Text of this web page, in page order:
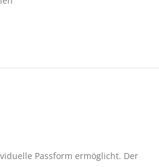
Passform ermöglicht. Der